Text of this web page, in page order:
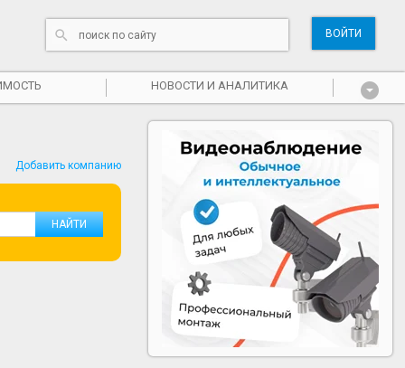
ВОЙТИ
НОВОСТИ И АНАЛИТИКА
Добавить компанию